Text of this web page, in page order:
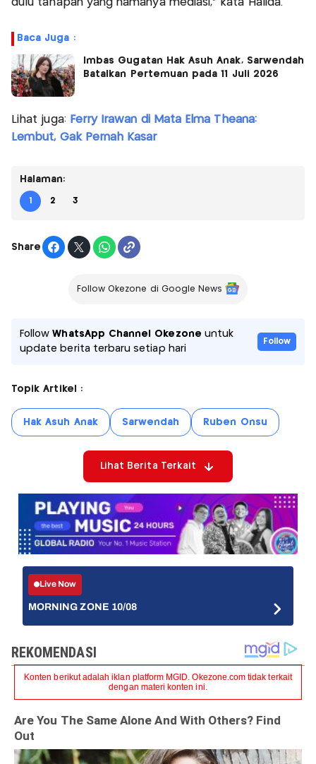
dulu tahapan yang namanya mediasi," kata Halida.
Baca Juga :
Imbas Gugatan Hak Asuh Anak, Sarwendah
Batalkan Pertemuan pada 11 Juli 2026
Lihat juga: Ferry Irawan di Mata Elma Theana:
Lembut, Gak Pernah Kasar
Halaman:
1 2 3
Share
Follow Okezone di Google News
FollowWhatsApp Channel Okezone untuk
update berita terbaru setiap hari
Follow
Topik Artikel :
Hak Asuh Anak Sarwendah Ruben Onsu
Lihat Berita Terkait
Live Now
MORNING ZONE 10/08